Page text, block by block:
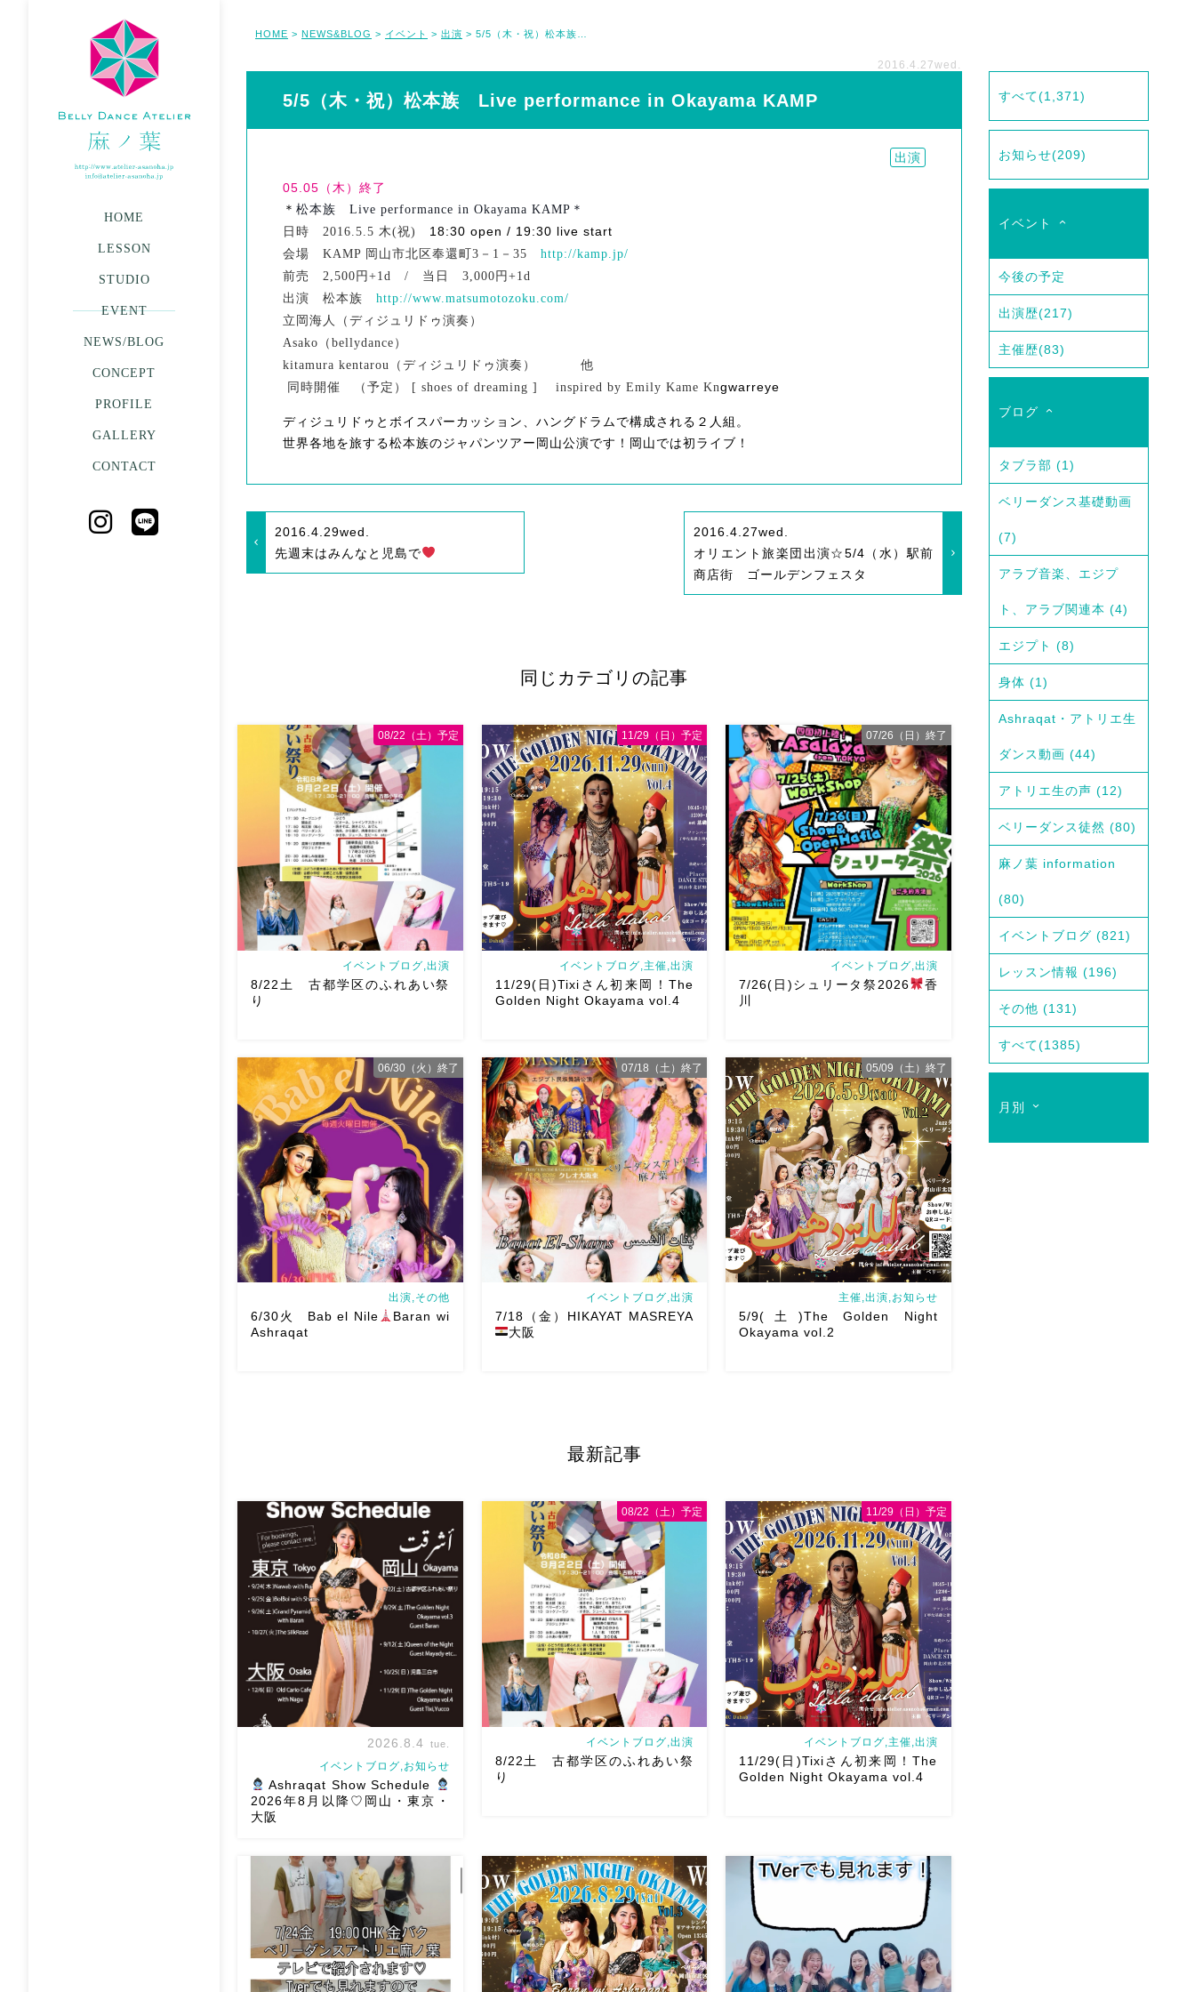
HOME
LESSON
STUDIO
EVENT
NEWS/BLOG
CONCEPT
PROFILE
GALLERY
CONTACT
HOME > NEWS&BLOG > イベント > 出演 >
2016.4.27wed.
5/5（木・祝）松本族 Live performance in Okayama KAMP
出演
05.05（木）終了
＊ 松本族 Live performance in Okayama KAMP＊
日時 2016.5.5 木(祝) 18:30 open / 19:30 live start
会場 KAMP 岡山市北区奉還町3－1－35 http://kamp.jp/
前売 2,500円+1d / 当日 3,000円+1d
出演 松本族 http://www.matsumotozoku.com/
立岡海人（ディジュリドゥ演奏）
Asako（bellydance）
kitamura kentarou（ディジュリドゥ演奏） 他
同時開催 （予定） [ shoes of dreaming ] inspired by Emily Kame Kngwarreye
ディジュリドゥとボイスパーカッション、ハングドラムで構成される２人組。
世界各地を旅する松本族のジャパンツアー岡山公演です！岡山では初ライブ！
2016.4.29wed.
先週末はみんなと児島で
2016.4.27wed.
オリエント旅楽団出演☆5/4（水）駅前
商店街 ゴールデンフェスタ
すべて(1,371)
お知らせ(209)
イベント
今後の予定
出演歴(217)
主催歴(83)
ブログ
タブラ部 (1)
ベリーダンス基礎動画
(7)
アラブ音楽、エジプ
ト、アラブ関連本 (4)
エジプト (8)
身体 (1)
Ashraqat・アトリエ生
ダンス動画 (44)
アトリエ生の声 (12)
ベリーダンス徒然 (80)
麻ノ葉 information
(80)
イベントブログ (821)
レッスン情報 (196)
その他 (131)
すべて(1385)
月別
同じカテゴリの記事
8/22土 古都学区のふれあい祭りにて
踊らせていただきます♡太鼓も叩くよ
ー！私たちは18:40頃から出演です屋台
も出てとても楽しいお祭りになりそう
私たちも踊った後は祭りを楽しみま
す
遊びにいら […]
イベントブログ,出演
8/22土 古都学区のふれあい祭
り
08/22（土）予定
2026/11/29(日)Tixiさん初来岡！The
Golden Night Okayama vol.4 本日8/1
よりお申し込みスタートです
【
Show 】 Guest DancerTixi […]
イベントブログ,主催,出演
11/29(日)Tixiさん初来岡！The
Golden Night Okayama vol.4
11/29（日）予定
アサレイヤさんが香川に来るよー！！
Yuccoちゃん主催
そして、なんと！
私も出演させていただけることとなり
ました！麻ノ葉からもハフラ出演させ
ていただきます
ゆっこちゃんありが
とうー！ ショー＆ハフ […]
イベントブログ,出演
7/26(日)シュリータ祭2026
香
川
07/26（日）終了
Baranさんと踊るの、めっちゃ楽しい、
幸せ
がっつりデュオとそれ […]
出演,その他
6/30火 Bab el Nile
Baran wi
Ashraqat
06/30（火）終了
Hany’s Recital & HIKAYAT
https://www.4m-llc.com/ 4Mさん主催
夜の部
HIKAYAT MASREYAに […]
イベントブログ,出演
7/18（金）HIKAYAT MASREYA
大阪
07/18（土）終了
サー久保坂明美先生！ カッコよくて、
華やかで、軽やかな明美先生の踊り […]
主催,出演,お知らせ
5/9(土)The Golden Night
Okayama vol.2
05/09（土）終了
最新記事
8月以降のショースケジュールです♡皆
様にお会いできますように
ご予約は
メッセージください
お待ちしていま
す
Ashraqat Show Schedule
岡山・8/22(土) […]
2026.8.4 tue.
イベントブログ,お知らせ
Ashraqat Show Schedule
2026年8月以降♡岡山・東京・
大阪
8/22土 古都学区のふれあい祭りにて
踊らせていただきます♡太鼓も叩くよ
ー！私たちは18:40頃から出演です屋台
も出てとても楽しいお祭りになりそう
私たちも踊った後は祭りを楽しみま
す
遊びにいら […]
イベントブログ,出演
8/22土 古都学区のふれあい祭
り
08/22（土）予定
2026/11/29(日)Tixiさん初来岡！The
Golden Night Okayama vol.4 本日8/1
よりお申し込みスタートです
【
Show 】 Guest DancerTixi […]
イベントブログ,主催,出演
11/29(日)Tixiさん初来岡！The
Golden Night Okayama vol.4
11/29（日）予定